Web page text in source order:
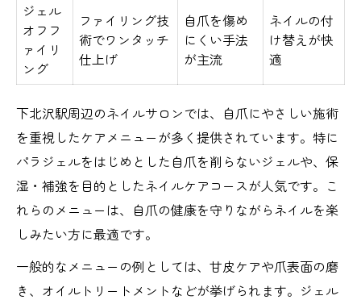
ジェル
オフフ
ァイリ
ング
ファイリング技
術でワンタッチ
仕上げ
自爪を傷め
にくい手法
が主流
ネイルの付
け替えが快
適
下北沢駅周辺のネイルサロンでは、自爪にやさしい施術
を重視したケアメニューが多く提供されています。特に
パラジェルをはじめとした自爪を削らないジェルや、保
湿・補強を目的としたネイルケアコースが人気です。こ
れらのメニューは、自爪の健康を守りながらネイルを楽
しみたい方に最適です。
一般的なメニューの例としては、甘皮ケアや爪表面の磨
き、オイルトリートメントなどが挙げられます。ジェル